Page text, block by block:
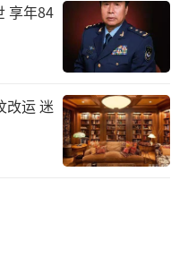
享年84
改运 迷